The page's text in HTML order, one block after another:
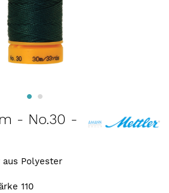
- No.30 -
Polyester
110